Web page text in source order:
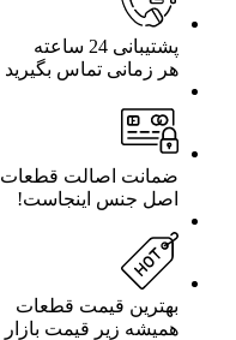
پشتیبانی 24 ساعته
هر زمانی تماس بگیرید
ضمانت اصالت قطعات
اصل جنس اینجاست!
بهترین قیمت قطعات
همیشه زیر قیمت بازار